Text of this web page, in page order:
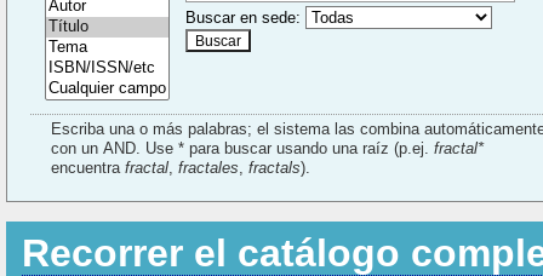
Buscar en sede:
Escriba una o más palabras; el sistema las combina
con un AND. Use * para buscar usando una raíz (p.ej.fractal*
encuentrafractal ,fractales ,fractals).
Recorrer el catálogo